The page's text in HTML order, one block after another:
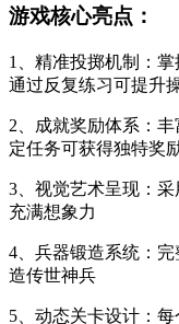
游戏核心亮点：
1、精准投掷机制：
通过反复练习可提升
2、成就奖励体系：
定任务可获得独特奖
3、视觉艺术呈现：
充满想象力
4、兵器锻造系统：
造传世神兵
5、动态关卡设计：